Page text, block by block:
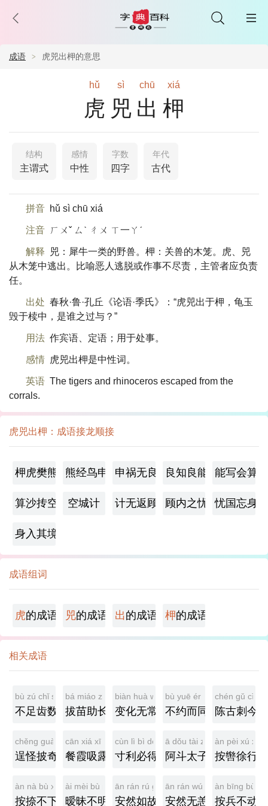
成语 虎兕出柙的意思
hǔ sì chū xiá
虎兕出柙
结构
主谓式
感情
中性
字数
四字
年代
古代
拼音 hǔ sì chū xiá
注音 ㄏㄨˇ ㄙˋ ㄔㄨ ㄒ一ㄚˊ
解释
兕：犀牛一类的野兽。柙：关兽的木笼。虎、兕
从木笼中逃出。比喻恶人逃脱或作事不尽责，主管者应负责
任。
出处 春秋·鲁·孔丘《论语·季氏》：“虎兕出于柙，龟玉
毁于椟中，是谁之过与？”
用法 作宾语、定语；用于处事。
感情 虎兕出柙是中性词。
英语 The tigers and rhinoceros escaped from the
corrals.
虎兕出柙：成语接龙顺接
柙虎樊熊 熊经鸟申 申祸无良 良知良能 能写会算
算沙抟空 空城计 计无返顾 顾内之忧 忧国忘身
身入其境
成语组词
虎的成语 兕的成语 出的成语 柙的成语
相关成语
bù zú chǐ shǔ
不足齿数
bá miáo zhù zhǎng
拔苗助长
biàn huà wú cháng
变化无常
bù yuē ér tóng
不约而同
chén gǔ cì jīn
陈古刺今
chěng guài pī qí
逞怪披奇
cān xiá xī lù
餐霞吸露
cùn lì bì dé
寸利必得
ā dǒu tài zǐ
阿斗太子
àn pèi xú xíng
按辔徐行
àn nà bù xià
按捺不下
ài mèi bù míng
暧昧不明
ān rán rú gù
安然如故
ān rán wú yàng
安然无恙
àn bīng bù
按兵不动